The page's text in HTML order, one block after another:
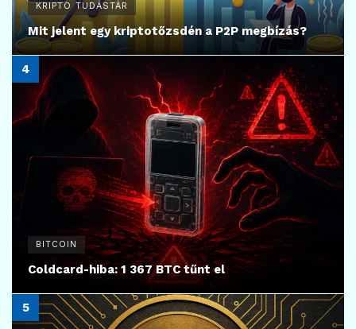
KRIPTO TUDÁSTÁR
Mit jelent egy kriptotőzsdén a P2P megbízás?
BITCOIN
Coldcard-hiba: 1 367 BTC tűnt el